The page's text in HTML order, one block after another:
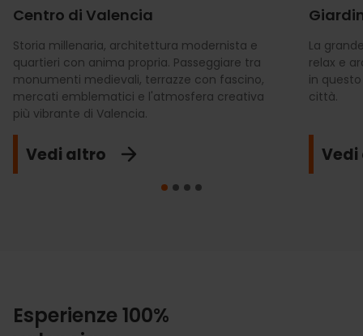
Centro di Valencia
Storia millenaria, architettura modernista e
quartieri con anima propria. Passeggiare tra
monumenti medievali, terrazze con fascino,
mercati emblematici e l'atmosfera creativa
più vibrante di Valencia.
Vedi altro
La
relax e
in
città.
Esperienze 100%